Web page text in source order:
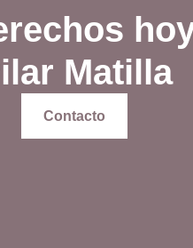
Matilla
Contacto